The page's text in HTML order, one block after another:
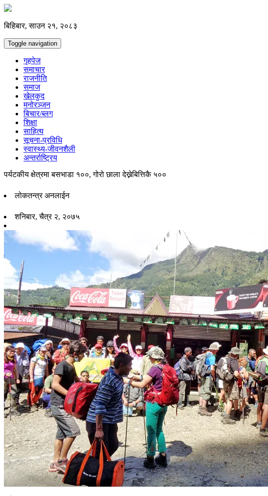
बिहिबार, साउन २१, २०८३
Toggle navigation
गृहपेज
समाचार
राजनीति
समाज
खेलकुद
मनोरञ्जन
बिचार/ब्लग
शिक्षा
साहित्य
सूचना-प्रविधि
स्वास्थ्य-जीवनशैली
अन्तर्राष्ट्रिय
पर्यटकीय क्षेत्रमा बसभाडा १००, गोरो छाला देख्नेबित्तिकै ५००
लोकतन्त्र अनलाईन
शनिबार, चैत्र २, २०७५